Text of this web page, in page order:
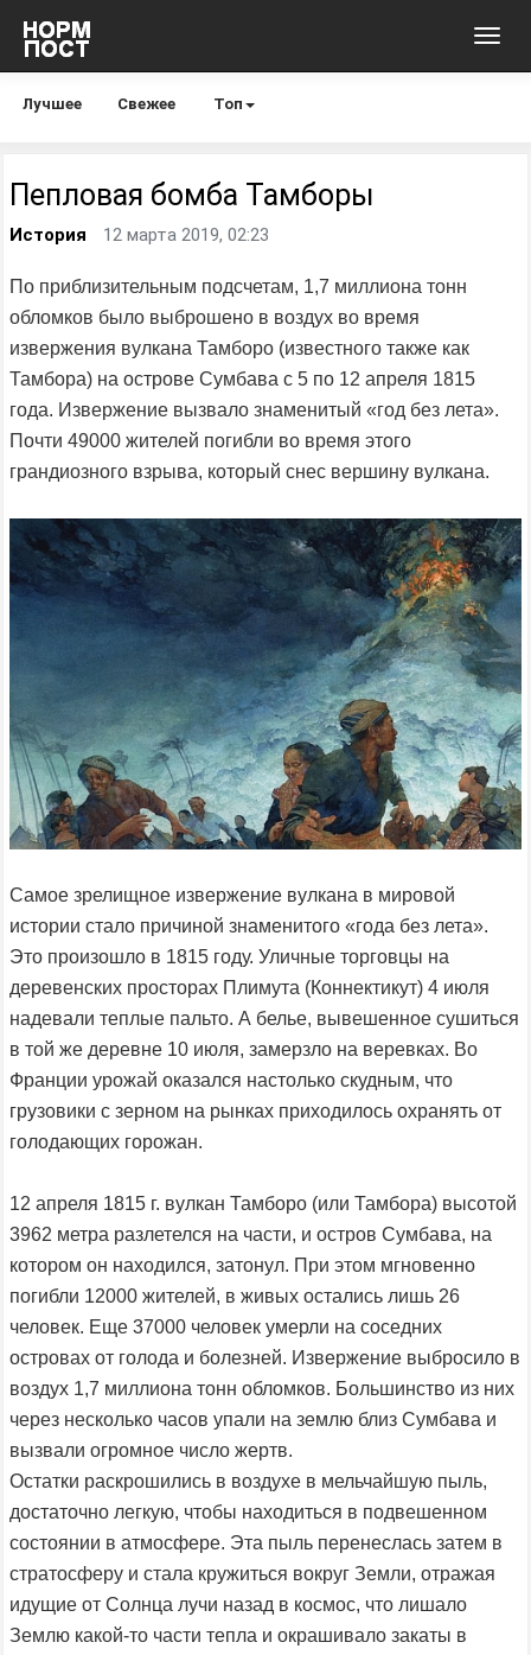
Лучшее Свежее Топ
Пепловая бомба Тамборы
История 12 марта 2019, 02:23
По приблизительным подсчетам, 1,7 миллиона тонн
обломков было выброшено в воздух во время
извержения вулкана Тамборо (известного также как
Тамбора) на острове Сумбава с 5 по 12 апреля 1815
года. Извержение вызвало знаменитый «год без лета».
Почти 49000 жителей погибли во время этого
грандиозного взрыва, который снес вершину вулкана.
Самое зрелищное извержение вулкана в мировой
истории стало причиной знаменитого «года без лета».
Это произошло в 1815 году. Уличные торговцы на
деревенских просторах Плимута (Коннектикут) 4 июля
надевали теплые пальто. А белье, вывешенное сушиться
в той же деревне 10 июля, замерзло на веревках. Во
Франции урожай оказался настолько скудным, что
грузовики с зерном на рынках приходилось охранять от
голодающих горожан.
12 апреля 1815 г. вулкан Тамборо (или Тамбора) высотой
3962 метра разлетелся на части, и остров Сумбава, на
котором он находился, затонул. При этом мгновенно
погибли 12000 жителей, в живых остались лишь 26
человек. Еще 37000 человек умерли на соседних
островах от голода и болезней. Извержение выбросило в
воздух 1,7 миллиона тонн обломков. Большинство из них
через несколько часов упали на землю близ Сумбава и
вызвали огромное число жертв.
Остатки раскрошились в воздухе в мельчайшую пыль,
достаточно легкую, чтобы находиться в подвешенном
состоянии в атмосфере. Эта пыль перенеслась затем в
стратосферу и стала кружиться вокруг Земли, отражая
идущие от Солнца лучи назад в космос, что лишало
Землю какой-то части тепла и окрашивало закаты в